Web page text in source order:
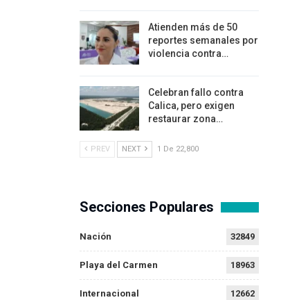
Atienden más de 50
reportes semanales por
violencia contra…
Celebran fallo contra
Calica, pero exigen
restaurar zona…
PREV NEXT 1 De 22,800
Secciones Populares
Nación 32849
Playa del Carmen 18963
Internacional 12662